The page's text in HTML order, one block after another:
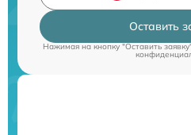
Оставить
Нажимая на кнопку "Оставить